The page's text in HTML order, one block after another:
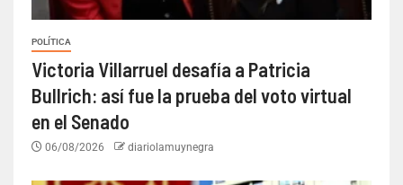
POLÍTICA
Victoria Villarruel desafía a Patricia
Bullrich: así fue la prueba del voto virtual
en el Senado
06/08/2026 diariolamuynegra